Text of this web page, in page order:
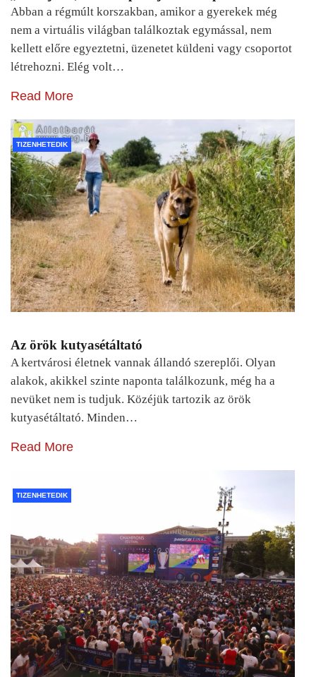
Abban a régmúlt korszakban, amikor a gyerekek még
nem a virtuális világban találkoztak egymással, nem
kellett előre egyeztetni, üzenetet küldeni vagy csoportot
létrehozni. Elég volt…
Read More
TIZENHETEDIK
Az örök kutyasétáltató
A kertvárosi életnek vannak állandó szereplői. Olyan
alakok, akikkel szinte naponta találkozunk, még ha a
nevüket nem is tudjuk. Közéjük tartozik az örök
kutyasétáltató. Minden…
Read More
TIZENHETEDIK